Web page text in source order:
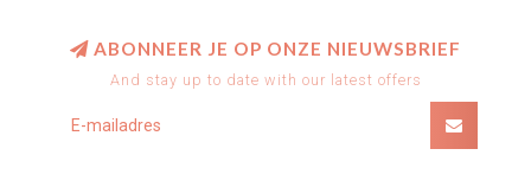
ABONNEER JE OP ONZE NIEUWSBRIEF
And stay up to date with our latest offers